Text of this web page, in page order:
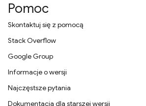
Pomoc
Skontaktuj się z pomocą
Stack Overflow
Google Group
Informacje o wersji
Najczęstsze pytania
Dokumentacja dla starszej wersji